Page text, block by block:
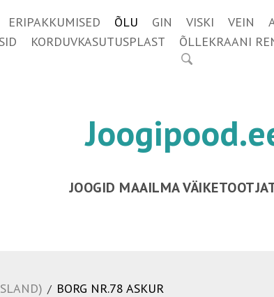
ERIPAKKUMISED ÕLU GIN VISKI VEIN
KORDUVKASUTUSPLAST ÕLLEKRAANI
JOOGID MAAILMA
/ BORG NR.78 ASKUR